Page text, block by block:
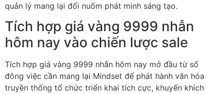
quản lý mang lại đổi nuốm phát minh sáng tạo.
Tích hợp giá vàng 9999 nhẫn
hôm nay vào chiến lược sale
Tích hợp giá vàng 9999 nhẫn hôm nay mở đầu từ số
đông việc cần mang lại Mindset để phát hành văn hóa
truyền thống tổ chức triển khai tích cực, khuyến khích